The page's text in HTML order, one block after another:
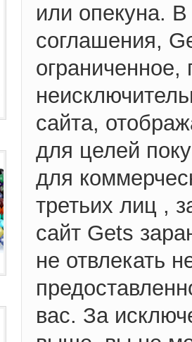
или опекуна.
соглашения,
сайта,
для целей
для
третьих лиц ,
сайт Gets
не отвлекать
вас. За